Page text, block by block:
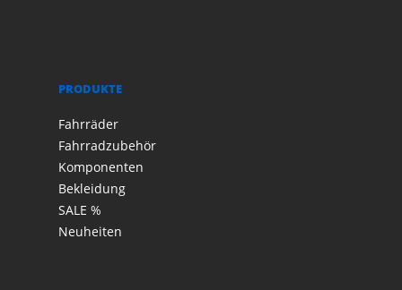
PRODUKTE
Fahrräder
Fahrradzubehör
Komponenten
Bekleidung
SALE %
Neuheiten